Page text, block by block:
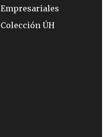
Empresariales
Colección ÚH